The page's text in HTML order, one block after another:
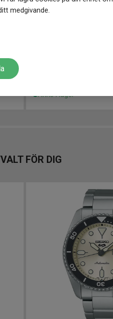
medgivande.
Finns i lager
FÖR DIG